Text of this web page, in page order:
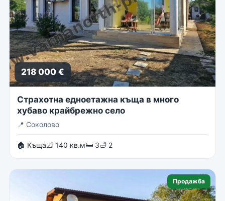
218 000 €
Страхотна едноетажна къща в много
хубаво крайбрежно село
📍 Соколово
🏠 Къща📐 140 кв.м🛏 3🛁 2
Продажба